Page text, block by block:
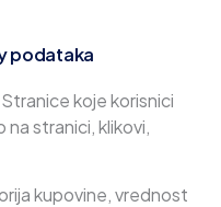
podataka
koje korisnici
stranici, klikovi,
kupovine, vrednost